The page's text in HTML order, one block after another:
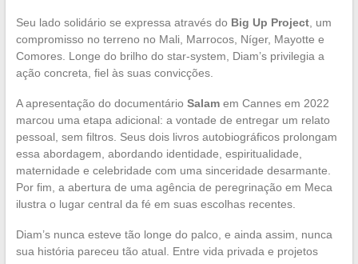
Seu lado solidário se expressa através do Big Up Project, um
compromisso no terreno no Mali, Marrocos, Níger, Mayotte e
Comores. Longe do brilho do star-system, Diam’s privilegia a
ação concreta, fiel às suas convicções.
A apresentação do documentário Salamem Cannes em 2022
marcou uma etapa adicional: a vontade de entregar um relato
pessoal, sem filtros. Seus dois livros autobiográficos prolongam
essa abordagem, abordando identidade, espiritualidade,
maternidade e celebridade com uma sinceridade desarmante.
Por fim, a abertura de uma agência de peregrinação em Meca
ilustra o lugar central da fé em suas escolhas recentes.
Diam’s nunca esteve tão longe do palco, e ainda assim, nunca
sua história pareceu tão atual. Entre vida privada e projetos